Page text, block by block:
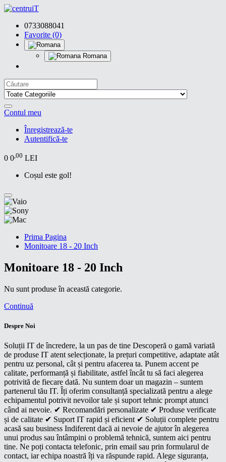
0733088041
Favorite (0)
Romana
Contul meu
Înregistrează-te
Autentifică-te
0 0,00 LEI
Coșul este gol!
Prima Pagina
Monitoare 18 - 20 Inch
Monitoare 18 - 20 Inch
Nu sunt produse în această categorie.
Continuă
Despre Noi
Soluții IT de încredere, la un pas de tine Descoperă o gamă variată
de produse IT atent selecționate, la prețuri competitive, adaptate atât
pentru uz personal, cât și pentru afacerea ta. Punem accent pe
calitate, performanță și fiabilitate, astfel încât tu să faci alegerea
potrivită de fiecare dată. Nu suntem doar un magazin – suntem
partenerul tău IT. Îți oferim consultanță specializată pentru a alege
echipamentul potrivit nevoilor tale și suport tehnic prompt atunci
când ai nevoie. ✔ Recomandări personalizate ✔ Produse verificate
și de calitate ✔ Suport IT rapid și eficient ✔ Soluții complete pentru
acasă sau business Indiferent dacă ai nevoie de ajutor în alegerea
unui produs sau întâmpini o problemă tehnică, suntem aici pentru
tine. Ne poți contacta telefonic, prin email sau prin formularul de
contact, iar echipa noastră îți va răspunde rapid. Alege siguranța,